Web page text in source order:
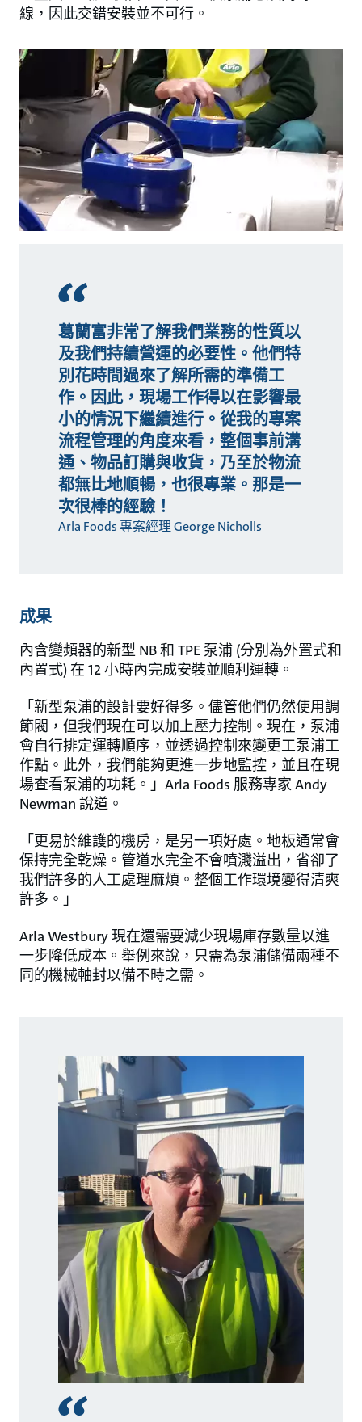
線，因此交錯安裝並不可行。
葛蘭富非常了解我們業務的性質以
及我們持續營運的必要性。他們特
別花時間過來了解所需的準備工
作。因此，現場工作得以在影響最
小的情況下繼續進行。從我的專案
流程管理的角度來看，整個事前溝
通、物品訂購與收貨，乃至於物流
都無比地順暢，也很專業。那是一
次很棒的經驗！
Arla Foods 專案經理 George Nicholls
成果
內含變頻器的新型 NB 和 TPE 泵浦 (分別為外置式和
內置式) 在 12 小時內完成安裝並順利運轉。
「新型泵浦的設計要好得多。儘管他們仍然使用調
節閥，但我們現在可以加上壓力控制。現在，泵浦
會自行排定運轉順序，並透過控制來變更工泵浦工
作點。此外，我們能夠更進一步地監控，並且在現
場查看泵浦的功耗。」Arla Foods 服務專家 Andy
Newman 說道。
「更易於維護的機房，是另一項好處。地板通常會
保持完全乾燥。管道水完全不會噴濺溢出，省卻了
我們許多的人工處理麻煩。整個工作環境變得清爽
許多。」
Arla Westbury 現在還需要減少現場庫存數量以進
一步降低成本。舉例來說，只需為泵浦儲備兩種不
同的機械軸封以備不時之需。